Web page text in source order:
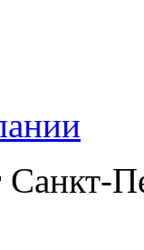
Санкт-